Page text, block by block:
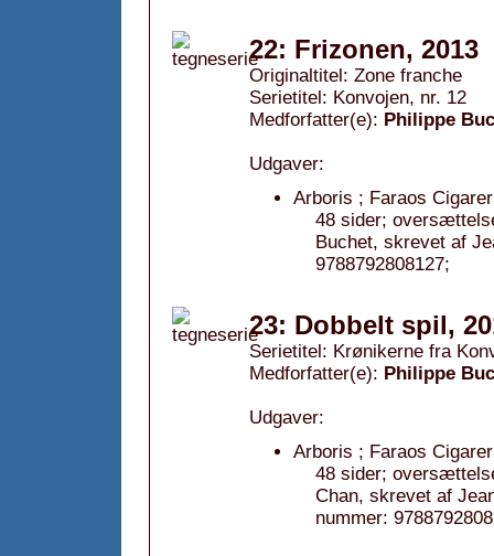
22: Frizonen, 2013
Originaltitel: Zone franche
Serietitel: Konvojen, nr. 12
Medforfatter(e): Philippe
Udgaver:
Arboris ; Faraos
48 sider;
Buchet, skrevet af
9788792808127;
23: Dobbelt spil,
Serietitel: Krønikerne fra
Medforfatter(e): Philippe
Udgaver:
Arboris ; Faraos
48 sider;
Chan, skrevet af
nummer: